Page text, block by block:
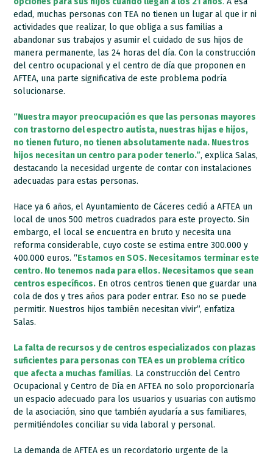
edad, muchas personas con TEA no tienen un lugar al que ir ni
actividades que realizar, lo que obliga a sus familias a
abandonar sus trabajos y asumir el cuidado de sus hijos de
manera permanente, las 24 horas del día. Con la construcción
del centro ocupacional y el centro de día que proponen en
AFTEA, una parte significativa de este problema podría
solucionarse.
“Nuestra mayor preocupación es que las personas mayores
con trastorno del espectro autista, nuestras hijas e hijos,
no tienen futuro, no tienen absolutamente nada. Nuestros
hijos necesitan un centro para poder tenerlo.”, explica Salas,
destacando la necesidad urgente de contar con instalaciones
adecuadas para estas personas.
Hace ya 6 años, el Ayuntamiento de Cáceres cedió a AFTEA un
local de unos 500 metros cuadrados para este proyecto. Sin
embargo, el local se encuentra en bruto y necesita una
reforma considerable, cuyo coste se estima entre 300.000 y
400.000 euros. “Estamos en SOS. Necesitamos terminar este
centro. No tenemos nada para ellos. Necesitamos que sean
centros específicos. En otros centros tienen que guardar una
cola de dos y tres años para poder entrar. Eso no se puede
permitir. Nuestros hijos también necesitan vivir”, enfatiza
Salas.
La falta de recursos y de centros especializados con plazas
suficientes para personas con TEA es un problema crítico
que afecta a muchas familias. La construcción del Centro
Ocupacional y Centro de Día en AFTEA no solo proporcionaría
un espacio adecuado para los usuarios y usuarias con autismo
de la asociación, sino que también ayudaría a sus familiares,
permitiéndoles conciliar su vida laboral y personal.
La demanda de AFTEA es un recordatorio urgente de la